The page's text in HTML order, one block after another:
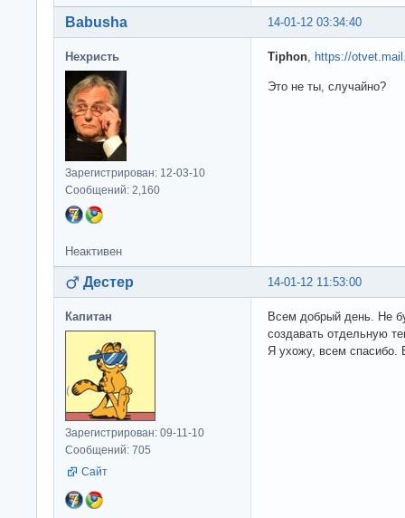
14-01-12 03:34:40
Babusha
Нехристь
Зарегистрирован: 12-03-10
Сообщений: 2,160
Tiphon https://
Это не ты, случайно?
Неактивен
14-01-12 11:53:00
Дестер
Капитан
Зарегистрирован: 09-11-10
Сообщений: 705
Сайт
Всем добрый день. Не
создавать отдельную
Я ухожу, всем спасибо.